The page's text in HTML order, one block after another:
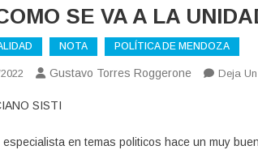
SE VA A LA
NOTA POLÍTICA DE MENDOZA
Gustavo Torres Roggerone Deja
SISTI
en temas politicos hace un muy